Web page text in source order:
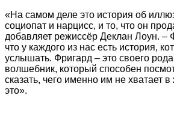
«На самом деле это история об
социопат и нарцисс, и то, что он
добавляет режиссёр Деклан Лоун. –
что у каждого из нас есть история,
услышать. Фригард – это своего
волшебник, который способен
сказать, чего именно им не хватает
это».